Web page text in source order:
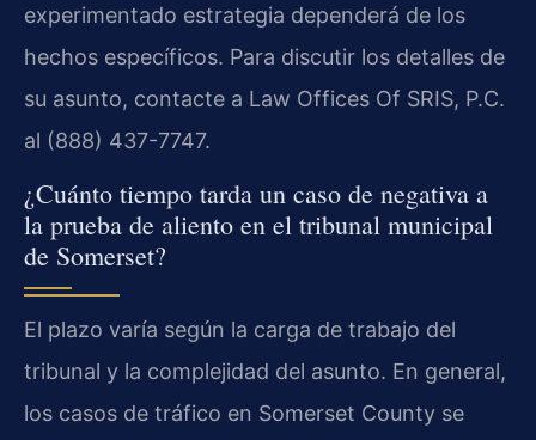
experimentado estrategia dependerá de los
hechos específicos. Para discutir los detalles de
su asunto, contacte a Law Offices Of SRIS, P.C.
al (888) 437-7747.
¿Cuánto tiempo tarda un caso de negativa a
la prueba de aliento en el tribunal municipal
de Somerset?
El plazo varía según la carga de trabajo del
tribunal y la complejidad del asunto. En general,
los casos de tráfico en Somerset County se